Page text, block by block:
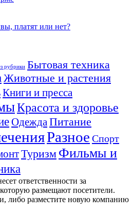
платят или нет?
рубрики Бытовая техника
Животные и растения
Книги и пресса
Красота и здоровье
ОдеждаПитание
Разное Спорт
Туризм Фильмы и
ответственности за
размещают посетители.
либо разместите новую компанию